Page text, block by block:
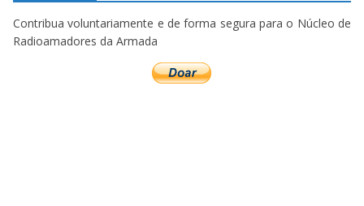
Contribua voluntariamente e de forma segura para o Núcleo de
Radioamadores da Armada